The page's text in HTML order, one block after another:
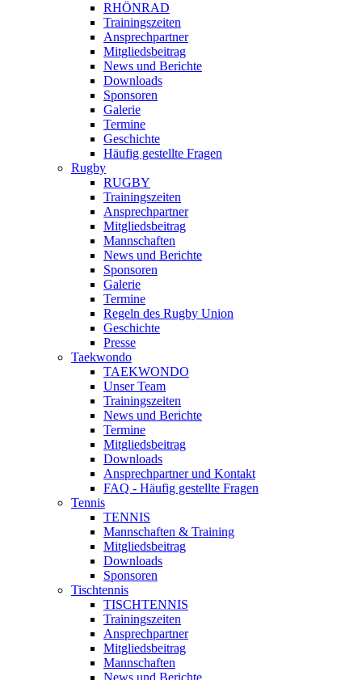
RHÖNRAD
Trainingszeiten
Ansprechpartner
Mitgliedsbeitrag
News und Berichte
Downloads
Sponsoren
Galerie
Termine
Geschichte
Häufig gestellte Fragen
Rugby
RUGBY
Trainingszeiten
Ansprechpartner
Mitgliedsbeitrag
Mannschaften
News und Berichte
Sponsoren
Galerie
Termine
Regeln des Rugby Union
Geschichte
Presse
Taekwondo
TAEKWONDO
Unser Team
Trainingszeiten
News und Berichte
Termine
Mitgliedsbeitrag
Downloads
Ansprechpartner und Kontakt
FAQ - Häufig gestellte Fragen
Tennis
TENNIS
Mannschaften & Training
Mitgliedsbeitrag
Downloads
Sponsoren
Tischtennis
TISCHTENNIS
Trainingszeiten
Ansprechpartner
Mitgliedsbeitrag
Mannschaften
News und Berichte